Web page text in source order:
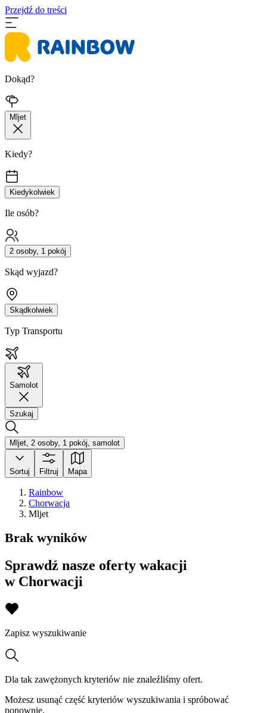
Przejdź do treści
Dokąd?
Mljet
Kiedy?
Kiedykolwiek
Ile osób?
2 osoby, 1 pokój
Skąd wyjazd?
Skądkolwiek
Typ Transportu
Samolot
Szukaj
Mljet, 2 osoby, 1 pokój, samolot
Sortuj Filtruj Mapa
Rainbow
Chorwacja
Mljet
Brak wyników
Sprawdź nasze oferty wakacji
w Chorwacji
Zapisz wyszukiwanie
Dla tak zawężonych kryteriów nie znaleźliśmy ofert.
Możesz usunąć część kryteriów wyszukiwania i spróbować
ponownie.